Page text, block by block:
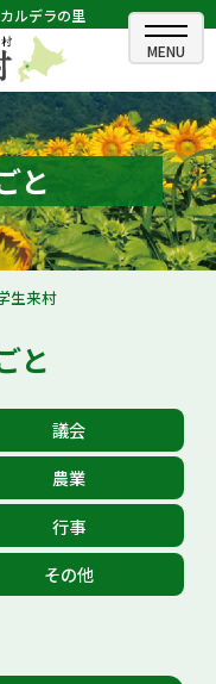
ルデラの里
と
生来村
と
議会
農業
行事
その他